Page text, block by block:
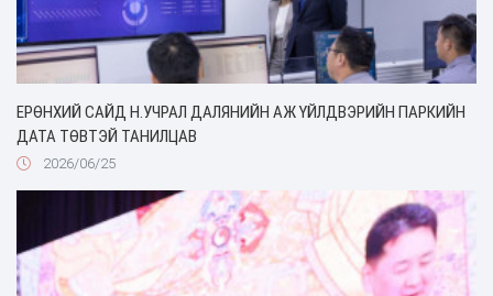
ЕРӨНХИЙ САЙД Н.УЧРАЛ ДАЛЯНИЙН АЖ ҮЙЛДВЭРИЙН ПАРКИЙН
ДАТА ТӨВТЭЙ ТАНИЛЦАВ
2026/06/25